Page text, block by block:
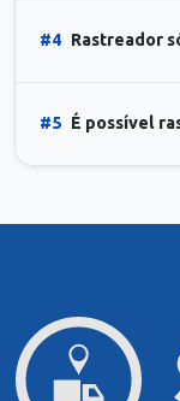
#4 Rastreador
#5 É possível